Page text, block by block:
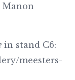
Manon
in stand C6:
meesters-